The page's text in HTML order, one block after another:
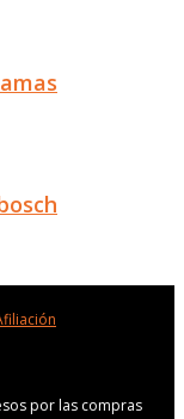
por las compras